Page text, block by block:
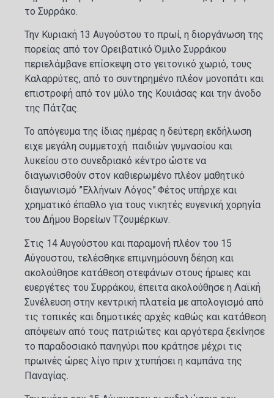
το Συρράκο.
Την Κυριακή 13 Αυγούστου το πρωί, η διοργάνωση της
πορείας από τον Ορειβατικό Όμιλο Συρράκου
περιελάμβανε επίσκεψη στο γειτονικό χωριό, τους
Καλαρρύτες, από το συντηρημένο πλέον μονοπάτι και
επιστροφή από τον μύλο της Κουιάσας και την άνοδο
της Πάτζας.
Το απόγευμα της ίδιας ημέρας η δεύτερη εκδήλωση
ειχε μεγάλη συμμετοχή παιδιών γυμνασίου και
λυκείου στο συνεδριακό κέντρο ώστε να
διαγωνισθούν στον καθιερωμένο πλέον μαθητικό
διαγωνισμό ”Ελλήνων Λόγος”.Φέτος υπήρχε και
χρηματικό έπαθλο για τους νικητές ευγενική χορηγία
του Δήμου Βορείων Τζουμέρκων.
Στις 14 Αυγούστου και παραμονή πλέον του 15
Αύγουστου, τελέσθηκε επιμνημόσυνη δέηση και
ακολούθησε κατάθεση στεφάνων στους ήρωες και
ευεργέτες του Συρράκου, έπειτα ακολούθησε η Λαϊκή
Συνέλευση στην κεντρική πλατεία με απολογισμό από
τις τοπικές και δημοτικές αρχές καθώς και κατάθεση
απόψεων από τους πατριώτες και αργότερα ξεκίνησε
το παραδοσιακό πανηγύρι που κράτησε μέχρι τις
πρωινές ώρες λίγο πριν χτυπήσει η καμπάνα της
Παναγίας.